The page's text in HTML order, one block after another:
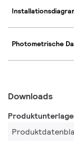
Photometrische
Downloads